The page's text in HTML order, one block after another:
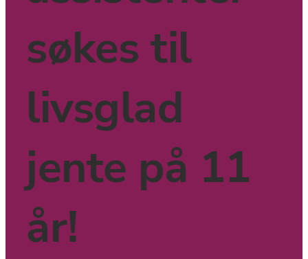
søkes til
livsglad
jente på 11
år!